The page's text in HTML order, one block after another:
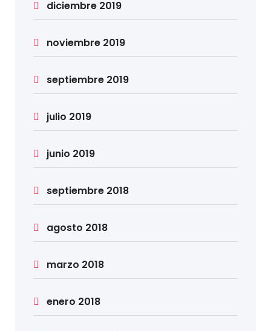
diciembre 2019
noviembre 2019
septiembre 2019
julio 2019
junio 2019
septiembre 2018
agosto 2018
marzo 2018
enero 2018